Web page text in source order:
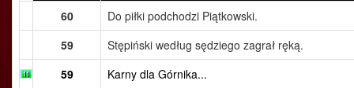
60
Do piłki podchodzi Piątkowski.
59
Stępiński według sędziego zagrał ręką.
59
Karny dla Górnika...